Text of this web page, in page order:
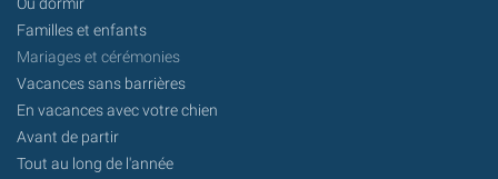
Où dormir
Familles et enfants
Mariages et cérémonies
Vacances sans barrières
En vacances avec votre chien
Avant de partir
Tout au long de l'année